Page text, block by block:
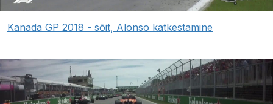
Kanada GP 2018 - sõit, Alonso katkestamine